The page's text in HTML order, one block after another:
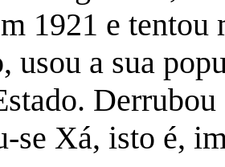
1921 e tentou
usou a sua
se Xá, isto é,